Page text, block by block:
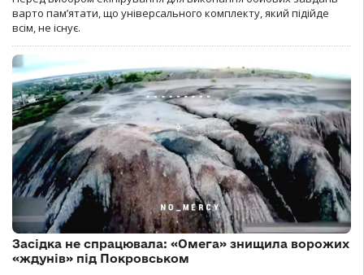
варто пам’ятати, що універсального комплекту, який підійде
всім, не існує.
Засідка не спрацювала: «Омега» знищила ворожих
«ждунів» під Покровськом